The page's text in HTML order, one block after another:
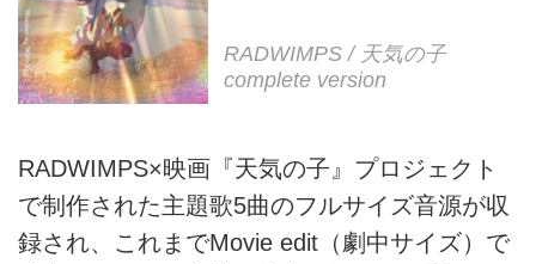
RADWIMPS / 天気の子
complete version
RADWIMPS×映画『天気の子』プロジェクト
で制作された主題歌5曲のフルサイズ音源が収
録され、これまでMovie edit（劇中サイズ）で